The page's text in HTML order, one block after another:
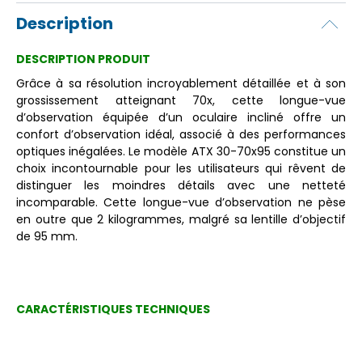
Description
DESCRIPTION PRODUIT
Grâce à sa résolution incroyablement détaillée et à son
grossissement atteignant 70x, cette longue-vue
d’observation équipée d’un oculaire incliné offre un
confort d’observation idéal, associé à des performances
optiques inégalées. Le modèle ATX 30-70x95 constitue un
choix incontournable pour les utilisateurs qui rêvent de
distinguer les moindres détails avec une netteté
incomparable. Cette longue-vue d’observation ne pèse
en outre que 2 kilogrammes, malgré sa lentille d’objectif
de 95 mm.
CARACTÉRISTIQUES TECHNIQUES